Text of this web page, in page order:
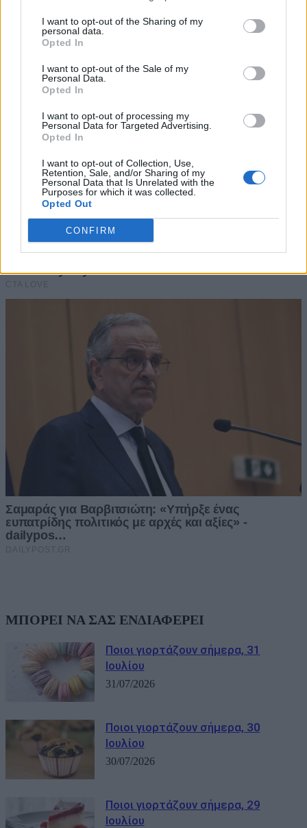
I want to opt-out of the Sharing of my
personal data.
Opted In
I want to opt-out of the Sale of my
Personal Data.
Opted In
I want to opt-out of processing my
Personal Data for Targeted Advertising.
Opted In
I want to opt-out of Collection, Use,
Retention, Sale, and/or Sharing of my
Personal Data that Is Unrelated with the
Purposes for which it was collected.
Opted Out
CONFIRM
ΜΠΟΡΕΙ ΝΑ ΣΑΣ ΕΝΔΙΑΦΕΡΕΙ
Ποιοι γιορτάζουν σήμερα, 31
Ιουλίου
31/07/2026
Ποιοι γιορτάζουν σήμερα, 30
Ιουλίου
30/07/2026
Ποιοι γιορτάζουν σήμερα, 29
Ιουλίου